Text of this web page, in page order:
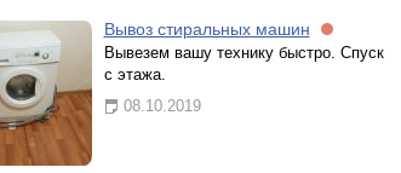
Вывоз стиральных машин
Вывезем вашу технику быстро. Спуск
с этажа.
08.10.2019